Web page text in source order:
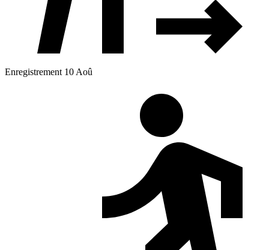
Enregistrement 10 Aoû